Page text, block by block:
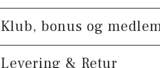
Shortsene er foldet op
Fremstillet i bomuldsblend
for ekstra komfort.
Der er to paspolerede
Fit:Relaxed fit
Almindelig pasform ved
løsere over lårene
Klub, bonus og
Tilmeld dig Klub
Levering & Retur